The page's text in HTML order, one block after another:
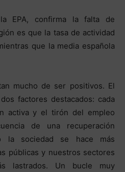
EPA, confirma la falta de
es que la tasa de actividad
que la media española
mucho de ser positivos. El
factores destacados: cada
activa y el tirón del empleo
de una recuperación
la sociedad se hace más
públicas y nuestros sectores
lastrados. Un bucle muy